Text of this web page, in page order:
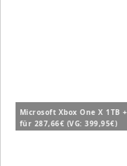
Microsoft Xbox One X 1TB
für 287,66€ (VG: 399,95€)